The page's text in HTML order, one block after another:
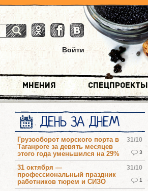
Войти
Мнения Спецпроекты
ДЕНЬ ЗА ДНЕМ
31/10
3
Грузооборот морского порта в
Таганроге за девять месяцев
этого года уменьшился на 29%
31/10
1
31 октября —
профессиональный праздник
работников тюрем и СИЗО